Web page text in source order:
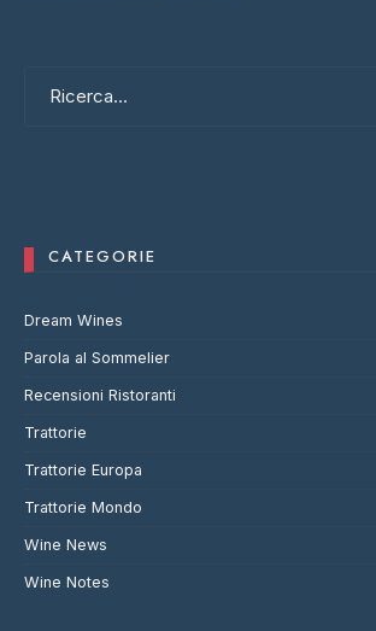
CATEGORIE
Dream Wines
Parola al Sommelier
Recensioni Ristoranti
Trattorie
Trattorie Europa
Trattorie Mondo
Wine News
Wine Notes